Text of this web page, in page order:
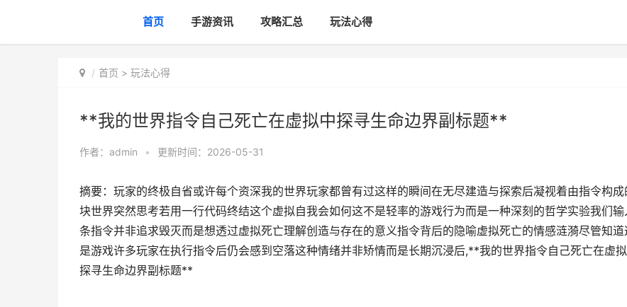
首页 手游资讯 攻略汇总 玩法心得
首页 > 玩法心得
**我的世界指令自己死亡在虚拟中探寻生命边界副标题**
作者： admin • 更新时间：2026-05-31
摘要：玩家的终极自省或许每个资深我的世界玩家都曾有过这样的瞬间在无尽建造与探索后凝视着由指令构成
块世界突然思考若用一行代码终结这个虚拟自我会如何这不是轻率的游戏行为而是一种深刻的哲学实验我们输
条指令并非追求毁灭而是想透过虚拟死亡理解创造与存在的意义指令背后的隐喻虚拟死亡的情感涟漪尽管知道
是游戏许多玩家在执行指令后仍会感到空落这种情绪并非矫情而是长期沉浸后,**我的世界指令自己死亡在虚
探寻生命边界副标题**